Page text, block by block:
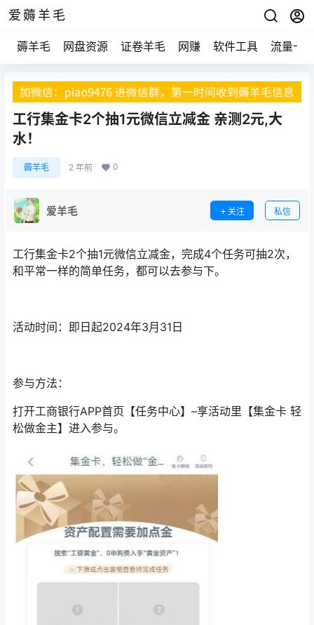
爱薅羊毛
薅羊毛 网盘资源 证卷羊毛 网赚 软件工具 流量卡
工行集金卡2个抽1元微信立减金 亲测2元,大
水！
薅羊毛 2 年前 0
爱羊毛 关注 私信
工行集金卡2个抽1元微信立减金，完成4个任务可抽2次，
和平常一样的简单任务，都可以去参与下。
活动时间：即日起2024年3月31日
参与方法：
打开工商银行APP首页【任务中心】–享活动里【集金卡 轻
松做金主】进入参与。